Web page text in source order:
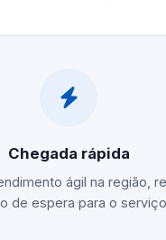
Chegada rápida
ágil na região,
de espera para o